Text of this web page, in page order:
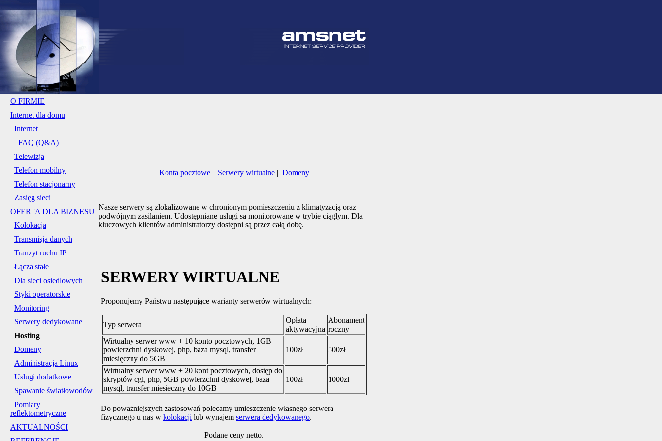
O FIRMIE
Internet dla domu
Internet
FAQ (Q&A)
Telewizja
Telefon mobilny
Telefon stacjonarny
Zasięg sieci
OFERTA DLA BIZNESU
Kolokacja
Transmisja danych
Tranzyt ruchu IP
Łącza stałe
Dla sieci osiedlowych
Styki operatorskie
Monitoring
Serwery dedykowane
Hosting
Domeny
Administracja Linux
Usługi dodatkowe
Spawanie światłowodów
Pomiary
reflektometryczne
AKTUALNOŚCI
Konta pocztowe| Serwery wirtualne| Domeny
Nasze serwery są zlokalizowane w chronionym pomieszczeniu z klimatyzacją oraz
podwójnym zasilaniem. Udostępniane usługi sa monitorowane w trybie ciągłym. Dla
kluczowych klientów administratorzy dostępni są przez całą dobę.
SERWERY WIRTUALNE
Proponujemy Państwu następujące warianty serwerów wirtualnych:
Typ serwera
Opłata
aktywacyjna
Abonament
roczny
Wirtualny serwer www + 10 konto pocztowych, 1GB
powierzchni dyskowej, php, baza mysql, transfer
miesięczny do 5GB
100zł 500zł
Wirtualny serwer www + 20 kont pocztowych, dostęp do
skryptów cgi, php, 5GB powierzchni dyskowej, baza
mysql, transfer miesieczny do 10GB
100zł 1000zł
Do poważniejszych zastosowań polecamy umieszczenie własnego serwera
fizycznego u nas w kolokacji lub wynajem serwera dedykowanego.
Podane ceny netto.